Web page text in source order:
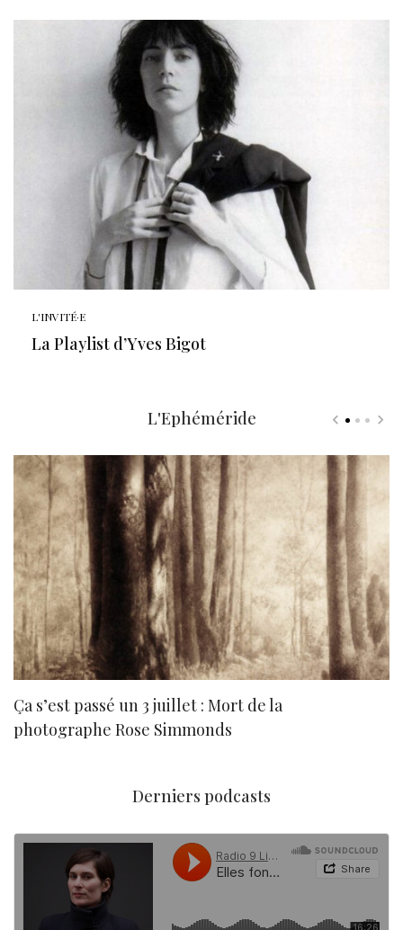
L'INVITÉ·E
La Playlist d’Yves Bigot
L'Ephéméride
Ça s’est passé un 3 juillet : Mort de la
photographe Rose Simmonds
Derniers podcasts